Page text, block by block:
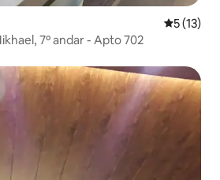
5 de uma
5 (13)
7º andar - Apto 702